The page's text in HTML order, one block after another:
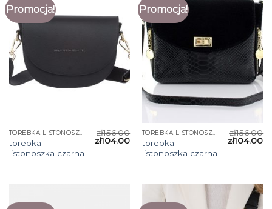
Promocja!
TOREBKA LISTONOSZKA CZARNA
torebka
listonoszka czarna
zł156.00
zł104.00
Promocja!
TOREBKA LISTONOSZKA CZARNA
torebka
listonoszka czarna
zł156.00
zł104.00